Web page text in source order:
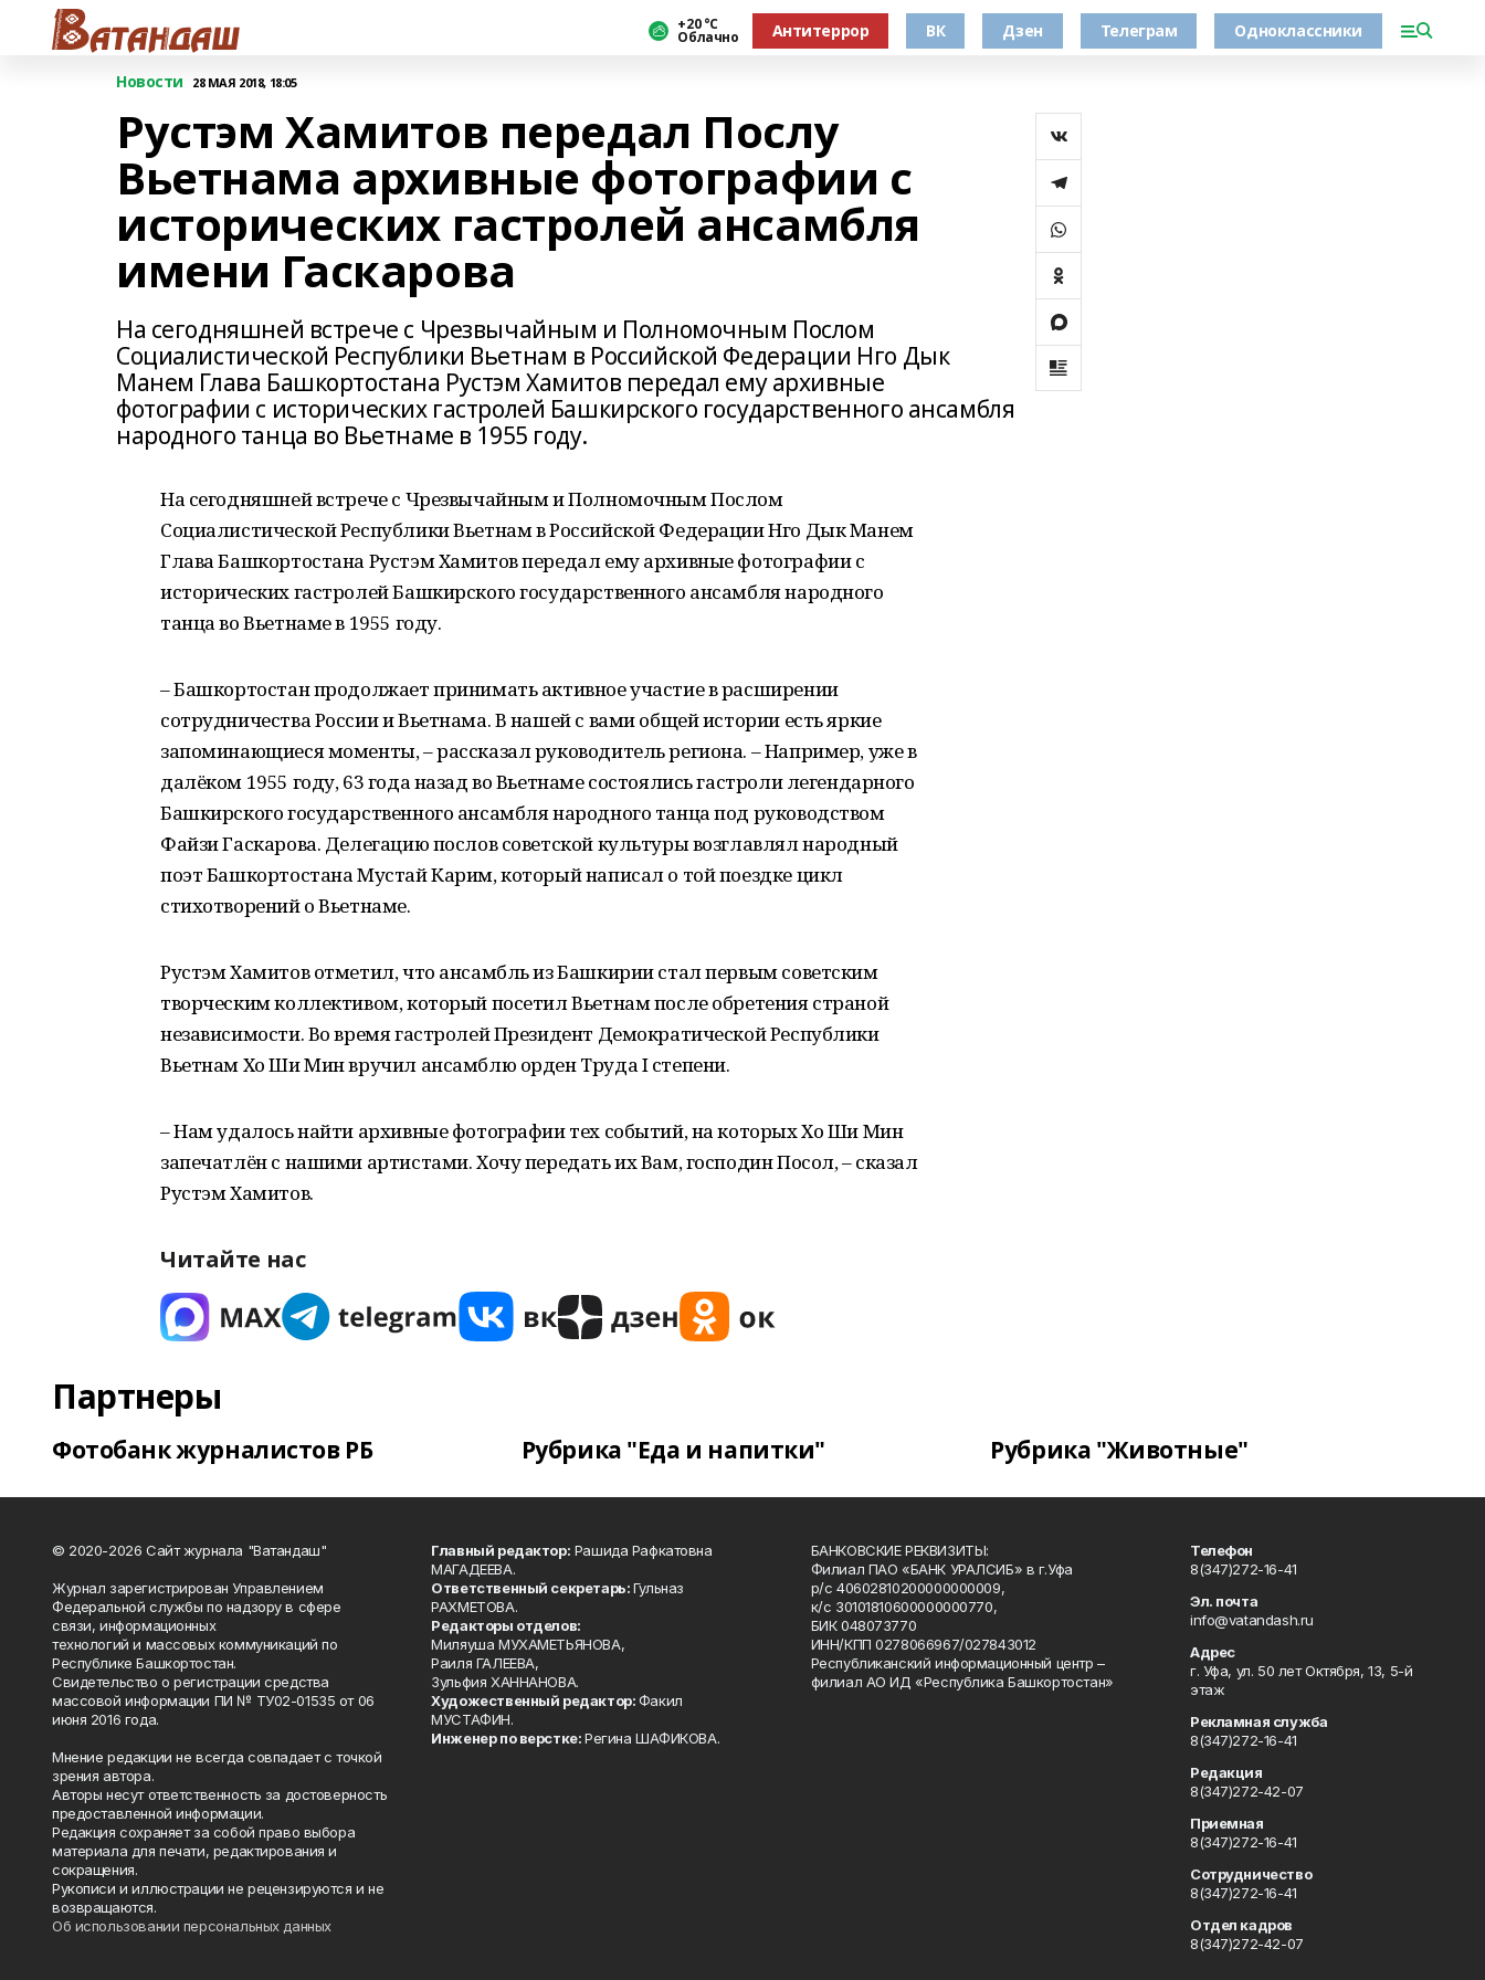
+20 °С
Облачно Антитеррор ВК Дзен Телеграм Одноклассники
Новости 28 МАЯ 2018, 18:05
Рустэм Хамитов передал Послу
Вьетнама архивные фотографии с
исторических гастролей ансамбля
имени Гаскарова
На сегодняшней встрече с Чрезвычайным и Полномочным Послом
Социалистической Республики Вьетнам в Российской Федерации Нго Дык
Манем Глава Башкортостана Рустэм Хамитов передал ему архивные
фотографии с исторических гастролей Башкирского государственного ансамбля
народного танца во Вьетнаме в 1955 году.
На сегодняшней встрече с Чрезвычайным и Полномочным Послом
Социалистической Республики Вьетнам в Российской Федерации Нго Дык Манем
Глава Башкортостана Рустэм Хамитов передал ему архивные фотографии с
исторических гастролей Башкирского государственного ансамбля народного
танца во Вьетнаме в 1955 году.
– Башкортостан продолжает принимать активное участие в расширении
сотрудничества России и Вьетнама. В нашей с вами общей истории есть яркие
запоминающиеся моменты, – рассказал руководитель региона. – Например, уже в
далёком 1955 году, 63 года назад во Вьетнаме состоялись гастроли легендарного
Башкирского государственного ансамбля народного танца под руководством
Файзи Гаскарова. Делегацию послов советской культуры возглавлял народный
поэт Башкортостана Мустай Карим, который написал о той поездке цикл
стихотворений о Вьетнаме.
Рустэм Хамитов отметил, что ансамбль из Башкирии стал первым советским
творческим коллективом, который посетил Вьетнам после обретения страной
независимости. Во время гастролей Президент Демократической Республики
Вьетнам Хо Ши Мин вручил ансамблю орден Труда I степени.
– Нам удалось найти архивные фотографии тех событий, на которых Хо Ши Мин
запечатлён с нашими артистами. Хочу передать их Вам, господин Посол, – сказал
Рустэм Хамитов.
Читайте нас
Партнеры
Фотобанк журналистов РБ Рубрика "Еда и напитки" Рубрика "Животные"
© 2020-2026 Сайт журнала "Ватандаш"
Журнал зарегистрирован Управлением
Федеральной службы по надзору в сфере
связи, информационных
технологий и массовых коммуникаций по
Республике Башкортостан.
Свидетельство о регистрации средства
массовой информации ПИ № ТУ02-01535 от 06
июня 2016 года.
Мнение редакции не всегда совпадает с точкой
зрения автора.
Авторы несут ответственность за достоверность
предоставленной информации.
Редакция сохраняет за собой право выбора
материала для печати, редактирования и
сокращения.
Рукописи и иллюстрации не рецензируются и не
возвращаются.
Об использовании персональных данных
Главный редактор: Рашида Рафкатовна
МАГАДЕЕВА.
Ответственный секретарь:Гульназ
РАХМЕТОВА.
Редакторы отделов:
Миляуша МУХАМЕТЬЯНОВА,
Раиля ГАЛЕЕВА,
Зульфия ХАННАНОВА.
Художественный редактор:Факил
МУСТАФИН.
Инженер по верстке:Регина ШАФИКОВА.
БАНКОВСКИЕ РЕКВИЗИТЫ:
Филиал ПАО «БАНК УРАЛСИБ» в г.Уфа
р/с 40602810200000000009,
к/с 30101810600000000770,
БИК 048073770
ИНН/КПП 0278066967/027843012
Республиканский информационный центр –
филиал АО ИД «Республика Башкортостан»
Телефон
8(347)272-16-41
Эл. почта
info@vatandash.ru
Адрес
г. Уфа, ул. 50 лет Октября, 13, 5-й
этаж
Рекламная служба
8(347)272-16-41
Редакция
8(347)272-42-07
Приемная
8(347)272-16-41
Сотрудничество
8(347)272-16-41
Отдел кадров
8(347)272-42-07